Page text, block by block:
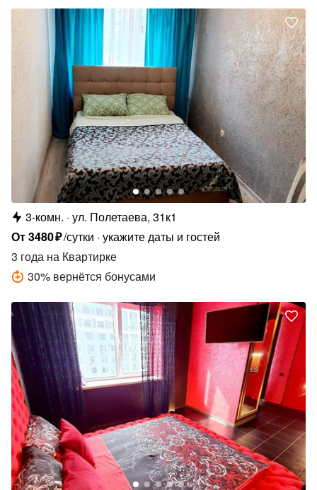
3-комн. ул. Полетаева, 31к1
От3480₽/сутки укажите даты и гостей
3 года на Квартирке
30% вернётся бонусами